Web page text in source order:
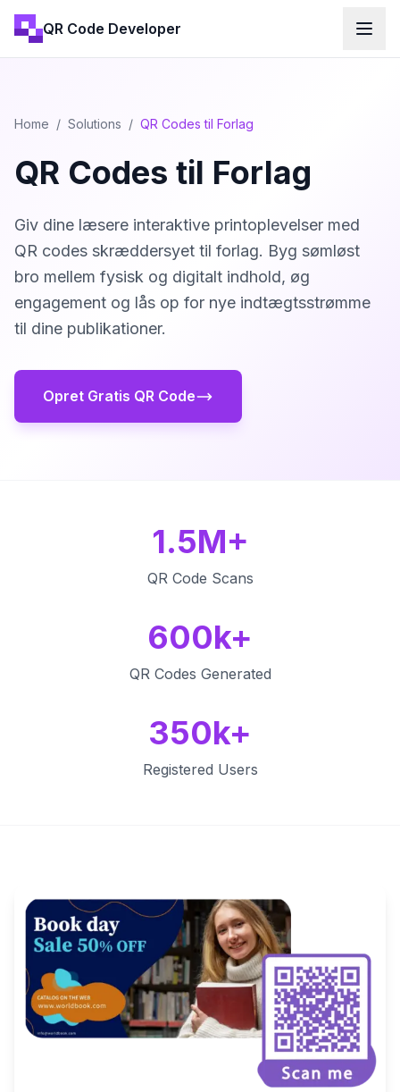
QR Code Developer
Home / Solutions / QR Codes til Forlag
QR Codes til Forlag
Giv dine læsere interaktive printoplevelser med
QR codes skræddersyet til forlag. Byg sømløst
bro mellem fysisk og digitalt indhold, øg
engagement og lås op for nye indtægtsstrømme
til dine publikationer.
Opret Gratis QR Code
1.5M+
QR Code Scans
600k+
QR Codes Generated
350k+
Registered Users